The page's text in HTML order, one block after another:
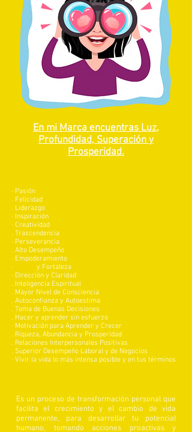
En mi Marca encuentras Luz,
Profundidad, Superación y
Prosperidad.
· Pasión
. Felicidad
. Liderazgo
· Inspiración
· Creatividad
. Trascendencia
· Perseverancia
. Alto Desempeño
· Empoderamiento
·
y Fortaleza
· Dirección y Claridad
. Inteligencia Espiritual
. Mayor Nivel de Consciencia
. Autoconfianza y Autoestima
. Toma de Buenas Decisiones
. Hacer y aprender sin esfuerzo
· Motivación para Aprender y Crecer
. Riqueza, Abundancia y Prosperidad
. Relaciones Interpersonales Positivas
. Superior Desempeño Laboral y de Negocios
· Vivir la vida lo más intensa posible y en tus términos
Es un proceso de transformación personal que
facilita el crecimiento y el cambio de vida
permanente, para desarrollar tu potencial
humano, tomando acciones proactivas y